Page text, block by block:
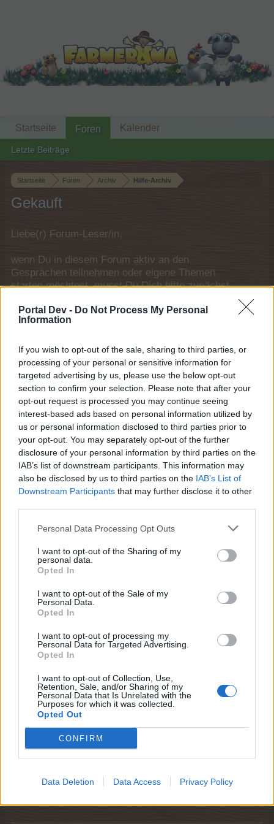
Portal Dev - Do Not Process My Personal
Information
If you wish to opt-out of the sale, sharing to third parties, or
processing of your personal or sensitive information for
targeted advertising by us, please use the below opt-out
section to confirm your selection. Please note that after your
opt-out request is processed you may continue seeing
interest-based ads based on personal information utilized by
us or personal information disclosed to third parties prior to
your opt-out. You may separately opt-out of the further
disclosure of your personal information by third parties on the
IAB’s list of downstream participants. This information may
also be disclosed by us to third parties on the IAB’s List of
Downstream Participants that may further disclose it to other
Personal Data Processing Opt Outs
I want to opt-out of the Sharing of my
personal data.
Opted In
I want to opt-out of the Sale of my
Personal Data.
Opted In
I want to opt-out of processing my
Personal Data for Targeted Advertising.
Opted In
I want to opt-out of Collection, Use,
Retention, Sale, and/or Sharing of my
Personal Data that Is Unrelated with the
Purposes for which it was collected.
Opted Out
CONFIRM
Data Deletion Data Access Privacy Policy
Startseite Foren Archiv Hilfe-Archiv
Gekauft
Liebe(r) Forum-Leser/in,
wenn Du in diesem Forum aktiv an den
Gesprächen teilnehmen oder eigene Themen
starten möchtest, musst Du Dich bitte zunächst
Spielaccount besitzt, bitte registriere Dich neu.
Wir freuen uns auf Deinen nächsten Besuch in
billchen25
Forenbewohner
Ich habe gerade 2 mal hintereinander 400 (800) Rüben
gekauft. Allerdings sind diese nicht bei mir zusehen?
Bitte mal nachschauen! Danke schön!! billchen25 Id:
34690347
5 Oktober 2025
Team Farmerama DE
Ich habe gerade 2 mal hintereinander 400 (800) Rüben gekauft.
Allerdings sind diese nicht bei mir zusehen? Bitte mal
nachschauen! Danke schön!! billchen25 Id: 34690347
Hallo billchen25
5 Oktober 2025
Forenbewohner
Herzlichen Dank, da habe ich mich vertan!!!!
Startseite Foren
Letzte Beiträge
Kalender